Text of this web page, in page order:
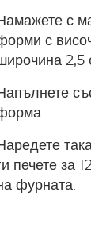
с
с
2,5
печете за
фурната.